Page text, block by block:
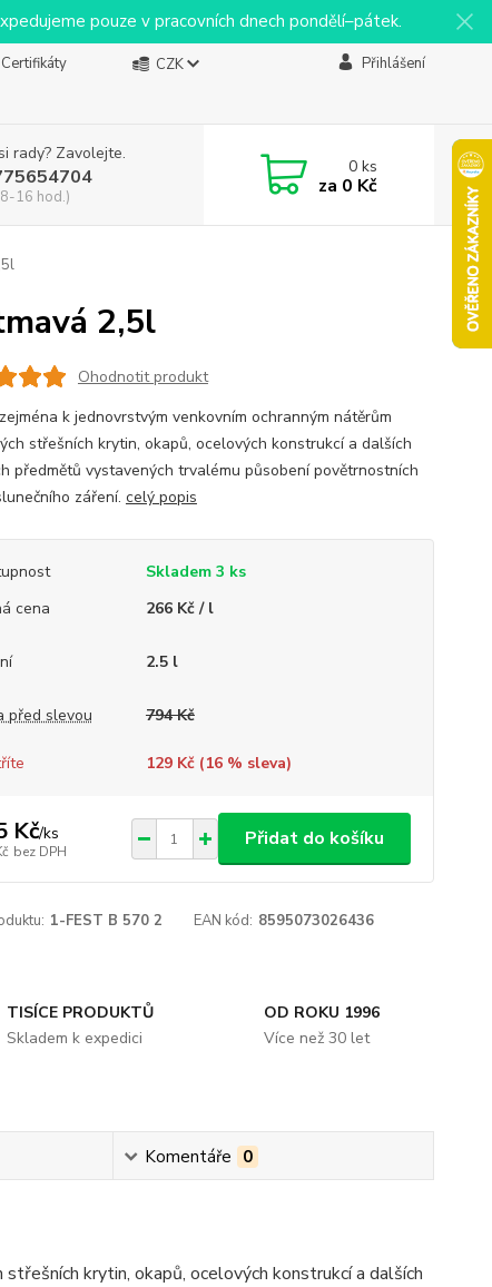
pouze v pracovních dnech pondělí–pátek.
Certifikáty
CZK Přihlášení
rady? Zavolejte.
16 hod.)
0ks
za 0 Kč
2,5l
Ohodnotit produkt
k jednovrstvým venkovním ochranným nátěrům
střešních krytin, okapů, ocelových konstrukcí a dalších
předmětů vystavených trvalému působení povětrnostních
záření. celý popis
Skladem 3 ks
cena
266 Kč / l
2.5 l
před slevou 794 Kč
129 Kč (16% sleva)
Kč/ks
bez DPH
Přidat do košíku
1-FEST B 570 2 EAN kód: 8595073026436
TISÍCE PRODUKTŮ
Skladem k expedici
OD ROKU 1996
Více než 30 let
Komentáře 0
krytin, okapů, ocelových konstrukcí a dalších